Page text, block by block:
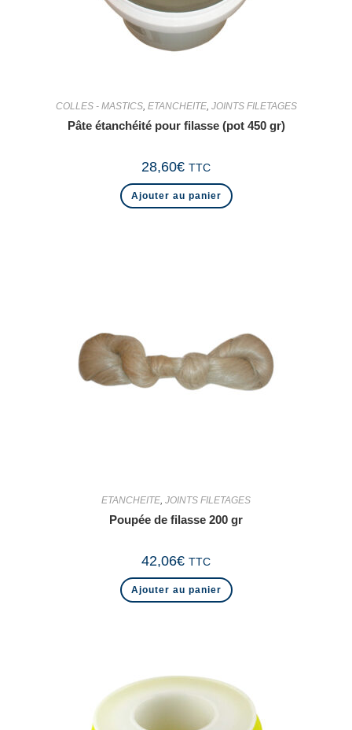
COLLES - MASTICS, ETANCHEITE, JOINTS FILETAGES
Pâte étanchéité pour filasse (pot 450 gr)
28,60€ TTC
Ajouter au panier
ETANCHEITE JOINTS FILETAGES
Poupée de filasse 200 gr
42,06€ TTC
Ajouter au panier